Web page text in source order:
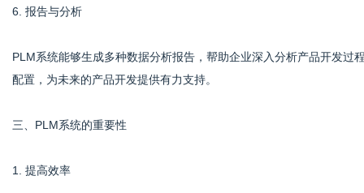
6. 报告与分析
PLM系统能够生成多种数据分析报告，帮助企业深入分析产品开发
配置，为未来的产品开发提供有力支持。
三、PLM系统的重要性
1. 提高效率